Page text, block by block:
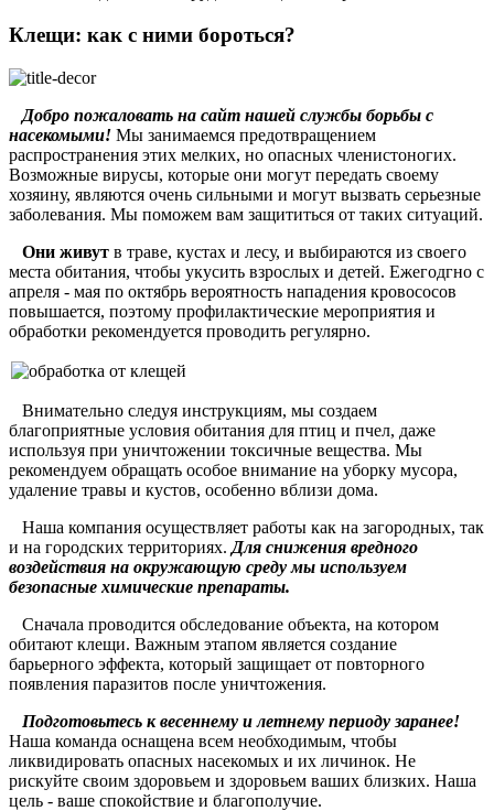
Клещи: как с ними бороться?
Добро пожаловать на сайт нашей службы борьбы с
насекомыми! Мы занимаемся предотвращением
распространения этих мелких, но опасных членистоногих.
Возможные вирусы, которые они могут передать своему
хозяину, являются очень сильными и могут вызвать серьезные
заболевания. Мы поможем вам защититься от таких ситуаций.
Они живут в траве, кустах и лесу, и выбираются из своего
места обитания, чтобы укусить взрослых и детей. Ежегодгно с
апреля - мая по октябрь вероятность нападения кровососов
повышается, поэтому профилактические мероприятия и
обработки рекомендуется проводить регулярно.
Внимательно следуя инструкциям, мы создаем
благоприятные условия обитания для птиц и пчел, даже
используя при уничтожении токсичные вещества. Мы
рекомендуем обращать особое внимание на уборку мусора,
удаление травы и кустов, особенно вблизи дома.
Наша компания осуществляет работы как на загородных, так
и на городских территориях. Для снижения вредного
воздействия на окружающую среду мы используем
безопасные химические препараты.
Сначала проводится обследование объекта, на котором
обитают клещи. Важным этапом является создание
барьерного эффекта, который защищает от повторного
появления паразитов после уничтожения.
Подготовьтесь к весеннему и летнему периоду заранее!
Наша команда оснащена всем необходимым, чтобы
ликвидировать опасных насекомых и их личинок. Не
рискуйте своим здоровьем и здоровьем ваших близких. Наша
цель - ваше спокойствие и благополучие.